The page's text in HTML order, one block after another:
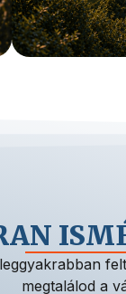
megtalálod a